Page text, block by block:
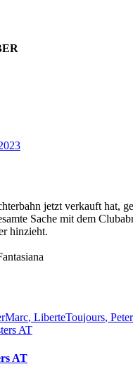
jetzt verkauft hat,
Sache mit dem
hinzieht.
, LiberteToujours,
AT